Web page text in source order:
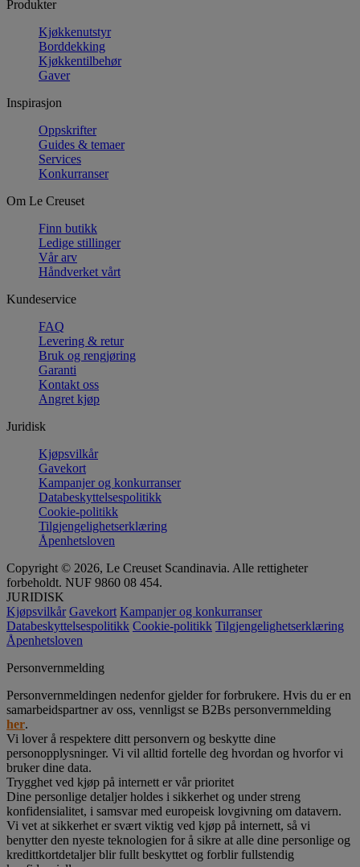
Produkter
Kjøkkenutstyr
Borddekking
Kjøkkentilbehør
Gaver
Inspirasjon
Oppskrifter
Guides & temaer
Services
Konkurranser
Om Le Creuset
Finn butikk
Ledige stillinger
Vår arv
Håndverket vårt
Kundeservice
FAQ
Levering & retur
Bruk og rengjøring
Garanti
Kontakt oss
Angret kjøp
Juridisk
Kjøpsvilkår
Gavekort
Kampanjer og konkurranser
Databeskyttelsespolitikk
Cookie-politikk
Tilgjengelighetserklæring
Åpenhetsloven
Copyright © 2026, Le Creuset Scandinavia. Alle rettigheter
forbeholdt. NUF 9860 08 454.
JURIDISK
Kjøpsvilkår Gavekort Kampanjer og konkurranser
Databeskyttelsespolitikk Cookie-politikk Tilgjengelighetserklæring
Åpenhetsloven
Personvernmelding
Personvernmeldingen nedenfor gjelder for forbrukere. Hvis du er en
samarbeidspartner av oss, vennligst se B2Bs personvernmelding
her.
Vi lover å respektere ditt personvern og beskytte dine
personopplysninger. Vi vil alltid fortelle deg hvordan og hvorfor vi
bruker dine data.
Trygghet ved kjøp på internett er vår prioritet
Dine personlige detaljer holdes i sikkerhet og under streng
konfidensialitet, i samsvar med europeisk lovgivning om datavern.
Vi vet at sikkerhet er svært viktig ved kjøp på internett, så vi
benytter den nyeste teknologien for å sikre at alle dine personlige og
kredittkortdetaljer blir fullt beskyttet og forblir fullstendig